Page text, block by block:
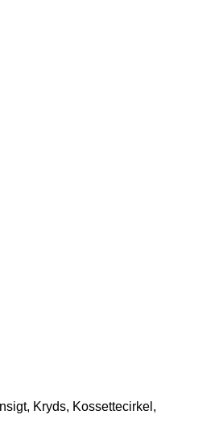
Kryds, Kossettecirkel,